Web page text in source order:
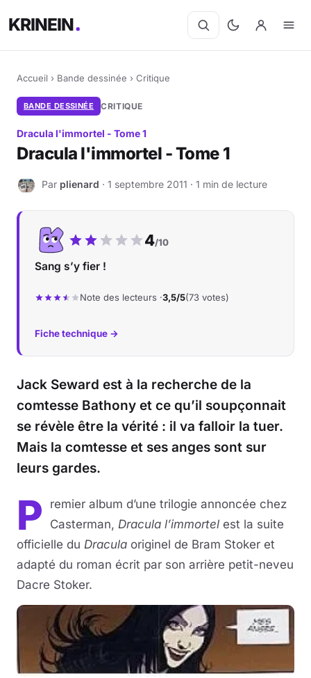
KRINEIN
Accueil › Bande dessinée › Critique
BANDE DESSINÉE CRITIQUE
Dracula l'immortel - Tome 1
Dracula l'immortel - Tome 1
P Par plienard · 1 septembre 2011 · 1 min de lecture
Notre note :
4/10
Sang s’y fier !
Note des lecteurs ·3,5/5(73 votes)
Fiche technique →
Jack Seward est à la recherche de la
comtesse Bathony et ce qu’il soupçonnait
se révèle être la vérité : il va falloir la tuer.
Mais la comtesse et ses anges sont sur
leurs gardes.
P
remier album d’une trilogie annoncée chez
Casterman, Dracula l’immortel est la suite
officielle du Dracula originel de Bram Stoker et
adapté du roman écrit par son arrière petit-neveu
Dacre Stoker.